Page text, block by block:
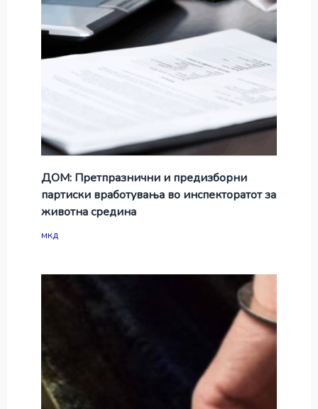
ДОМ: Претпразнични и предизборни
партиски вработувања во инспекторатот за
животна средина
мкд